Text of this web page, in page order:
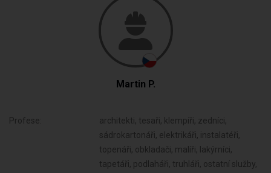
Martin P.
Profese:
architekti, tesaři, klempíři, zedníci,
sádrokartonáři, elektrikáři, instalatéři,
topenáři, obkladači, malíři, lakýrníci,
tapetáři, podlaháři, truhláři, ostatní služby,